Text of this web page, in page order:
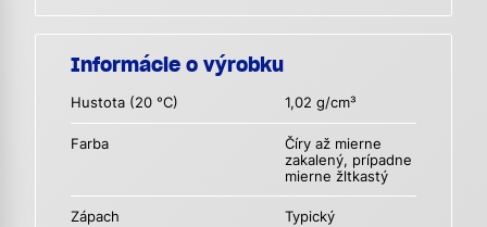
Informácie o výrobku
Hustota (20 °C) 1,02 g/cm³
Farba
Číry až mierne
zakalený, prípadne
mierne žltkastý
Zápach Typický